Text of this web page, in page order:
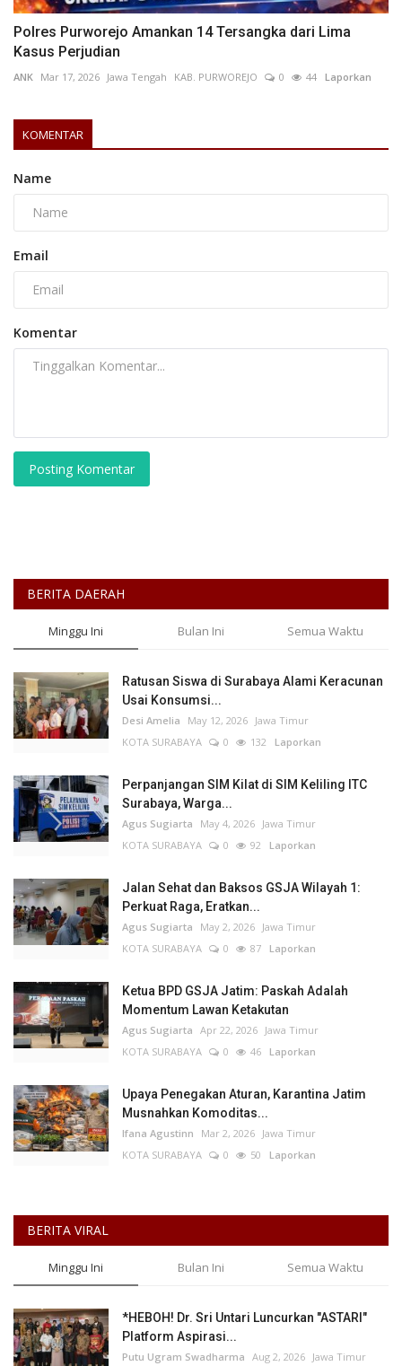
Polres Purworejo Amankan 14 Tersangka dari Lima
Kasus Perjudian
ANK Mar 17, 2026 Jawa Tengah KAB. PURWOREJO 0 44 Laporkan
KOMENTAR
Name
Email
Komentar
Posting Komentar
BERITA DAERAH
Minggu Ini Bulan Ini Semua Waktu
Ratusan Siswa di Surabaya Alami Keracunan
Usai Konsumsi...
Desi Amelia May 12, 2026 Jawa Timur
KOTA SURABAYA
0 132 Laporkan
Perpanjangan SIM Kilat di SIM Keliling ITC
Surabaya, Warga...
Agus Sugiarta May 4, 2026 Jawa Timur
KOTA SURABAYA
0 92 Laporkan
Jalan Sehat dan Baksos GSJA Wilayah 1:
Perkuat Raga, Eratkan...
Agus Sugiarta May 2, 2026 Jawa Timur
KOTA SURABAYA
0 87 Laporkan
Ketua BPD GSJA Jatim: Paskah Adalah
Momentum Lawan Ketakutan
Agus Sugiarta Apr 22, 2026 Jawa Timur
KOTA SURABAYA
0 46 Laporkan
Upaya Penegakan Aturan, Karantina Jatim
Musnahkan Komoditas...
Ifana Agustinn Mar 2, 2026 Jawa Timur
KOTA SURABAYA
0 50 Laporkan
BERITA VIRAL
Minggu Ini Bulan Ini Semua Waktu
*HEBOH! Dr. Sri Untari Luncurkan "ASTARI"
Platform Aspirasi...
Putu Ugram Swadharma Aug 2, 2026 Jawa Timur